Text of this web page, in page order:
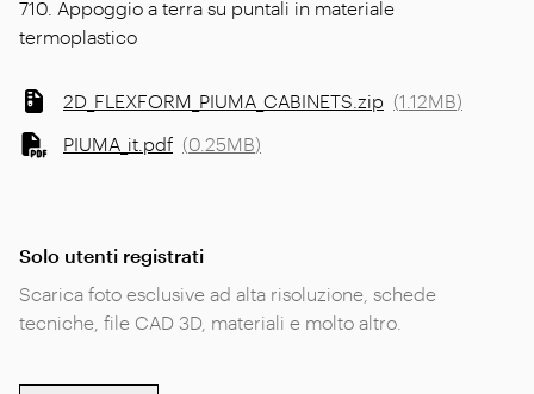
710. Appoggio a terra su puntali in materiale
termoplastico
2D_FLEXFORM_PIUMA_CABINETS.zip (1.12MB)
PIUMA_it.pdf (0.25MB)
Solo utenti registrati
Scarica foto esclusive ad alta risoluzione, schede
tecniche, file CAD 3D, materiali e molto altro.